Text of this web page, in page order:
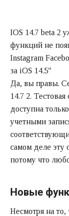
IOS 14.7 beta 2
функций не
Instagram
за iOS 14.5"
Да, вы правы.
14.7 2.
доступна
учетными
самом деле эту
потому что
Новые
Несмотря на то,